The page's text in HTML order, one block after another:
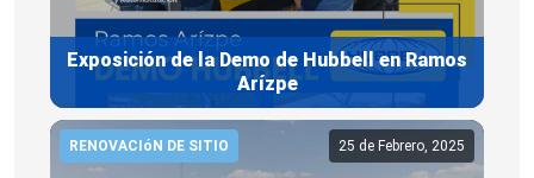
Exposición de la Demo de Hubbell en Ramos
Arízpe
RENOVACIóN DE SITIO 25 de Febrero, 2025